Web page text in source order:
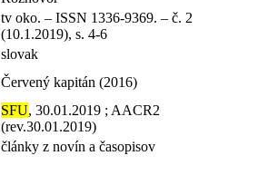
tv oko. – ISSN 1336-9369. – č. 2
(10.1.2019), s. 4-6
slovak
Červený kapitán (2016)
SFU, 30.01.2019 ; AACR2
(rev.30.01.2019)
články z novín a časopisov